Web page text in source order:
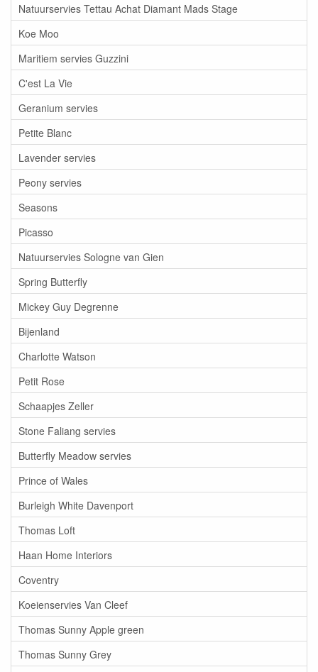
Natuurservies Tettau Achat Diamant Mads Stage
Koe Moo
Maritiem servies Guzzini
C'est La Vie
Geranium servies
Petite Blanc
Lavender servies
Peony servies
Seasons
Picasso
Natuurservies Sologne van Gien
Spring Butterfly
Mickey Guy Degrenne
Bijenland
Charlotte Watson
Petit Rose
Schaapjes Zeller
Stone Faliang servies
Butterfly Meadow servies
Prince of Wales
Burleigh White Davenport
Thomas Loft
Haan Home Interiors
Coventry
Koeienservies Van Cleef
Thomas Sunny Apple green
Thomas Sunny Grey